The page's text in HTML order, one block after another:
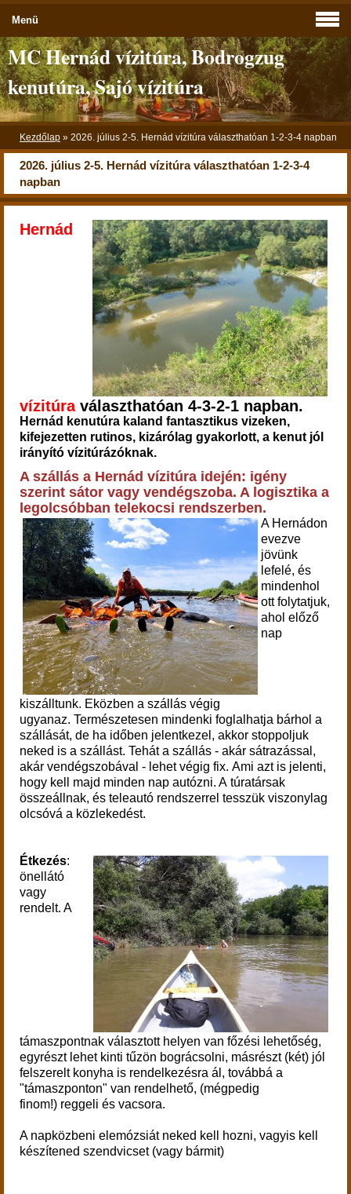
MC Hernád vízitúra, Bodrogzug
kenutúra, Sajó vízitúra
Kezdőlap » 2026. július 2-5. Hernád vízitúra választhatóan 1-2-3-4 napban
2026. július 2-5. Hernád vízitúra választhatóan 1-2-3-4
napban
Hernád
vízitúra választhatóan 4-3-2-1 napban.
Hernád kenutúra kaland fantasztikus vizeken,
kifejezetten rutinos, kizárólag gyakorlott, a kenut jól
irányító vízitúrázóknak.
A szállás a Hernád vízitúra idején: igény
szerint sátor vagy vendégszoba. A logisztika a
legolcsóbban telekocsi rendszerben.
A Hernádon
evezve
jövünk
lefelé, és
mindenhol
ott folytatjuk,
ahol előző
nap
kiszálltunk. Eközben a szállás végig
ugyanaz. Természetesen mindenki foglalhatja bárhol a
szállását, de ha időben jelentkezel, akkor stoppoljuk
neked is a szállást. Tehát a szállás - akár sátrazással,
akár vendégszobával - lehet végig fix. Ami azt is jelenti,
hogy kell majd minden nap autózni. A túratársak
összeállnak, és teleautó rendszerrel tesszük viszonylag
olcsóvá a közlekedést.
Étkezés:
önellátó
vagy
rendelt. A
támaszpontnak választott helyen van főzési lehetőség,
egyrészt lehet kinti tűzön bográcsolni, másrészt (két) jól
felszerelt konyha is rendelkezésra ál, továbbá a
"támaszponton" van rendelhető, (mégpedig
finom!) reggeli és vacsora.
A napközbeni elemózsiát neked kell hozni, vagyis kell
készítened szendvicset (vagy bármit)
Menü